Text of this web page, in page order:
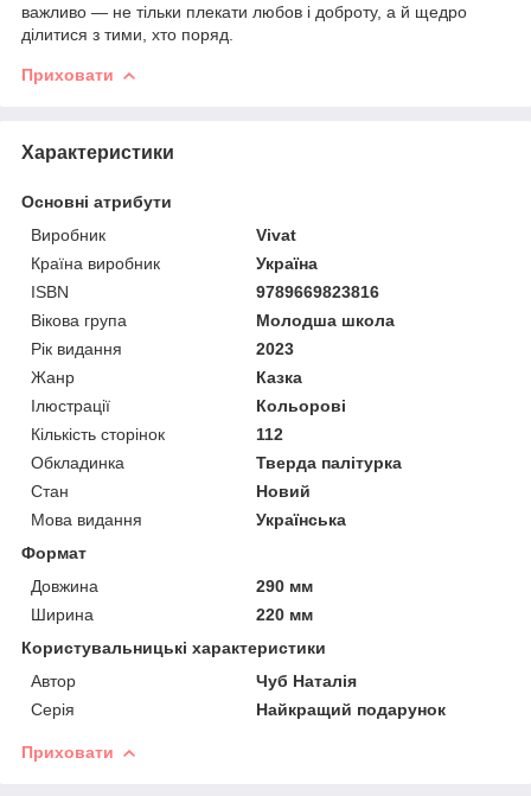
важливо — не тільки плекати любов і доброту, а й щедро
ділитися з тими, хто поряд.
Приховати
Характеристики
Основні атрибути
Виробник
Vivat
Країна виробник
Україна
ISBN
9789669823816
Вікова група
Молодша школа
Рік видання
2023
Жанр
Казка
Ілюстрації
Кольорові
Кількість сторінок
112
Обкладинка
Тверда палітурка
Стан
Новий
Мова видання
Українська
Формат
Довжина
290 мм
Ширина
220 мм
Користувальницькі характеристики
Автор
Чуб Наталія
Серія
Найкращий подарунок
Приховати